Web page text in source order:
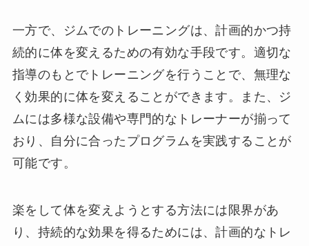
一方で、ジムでのトレーニングは、計画的かつ持
続的に体を変えるための有効な手段です。適切な
指導のもとでトレーニングを行うことで、無理な
く効果的に体を変えることができます。また、ジ
ムには多様な設備や専門的なトレーナーが揃って
おり、自分に合ったプログラムを実践することが
可能です。
楽をして体を変えようとする方法には限界があ
り、持続的な効果を得るためには、計画的なトレ